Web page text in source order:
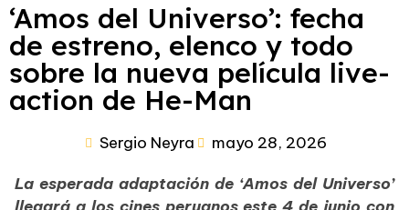
‘Amos del Universo’: fecha
de estreno, elenco y todo
sobre la nueva película live-
action de He-Man
Sergio Neyra mayo 28, 2026
La esperada adaptación de ‘Amos del Universo’